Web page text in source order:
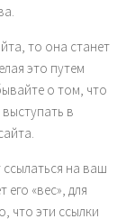
то она станет
это путем
о том, что
в
на ваш
«вес», для
что эти ссылки